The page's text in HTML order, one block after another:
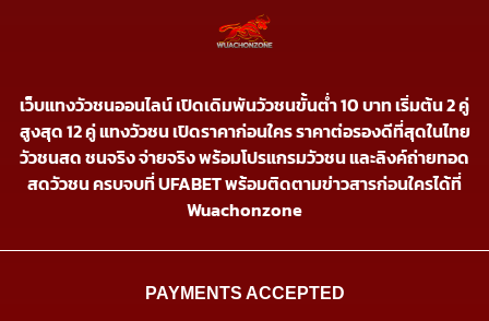
เว็บแทงวัวชนออนไลน์ เปิดเดิมพันวัวชนขั้นต่ำ 10 บาท เริ่มต้น 2 คู่
สูงสุด 12 คู่ แทงวัวชน เปิดราคาก่อนใคร ราคาต่อรองดีที่สุดในไทย
วัวชนสด ชนจริง จ่ายจริง พร้อมโปรแกรมวัวชน และลิงค์ถ่ายทอด
สดวัวชน ครบจบที่ UFABET พร้อมติดตามข่าวสารก่อนใครได้ที่
Wuachonzone
PAYMENTS ACCEPTED